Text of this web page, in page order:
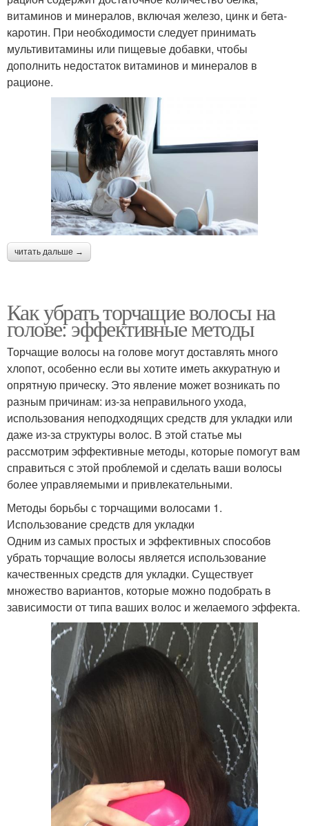
витаминов и минералов, включая железо, цинк и бета-
каротин. При необходимости следует принимать
мультивитамины или пищевые добавки, чтобы
дополнить недостаток витаминов и минералов в
рационе.
читать дальше →
Как убрать торчащие волосы на
голове: эффективные методы
Торчащие волосы на голове могут доставлять много
хлопот, особенно если вы хотите иметь аккуратную и
опрятную прическу. Это явление может возникать по
разным причинам: из-за неправильного ухода,
использования неподходящих средств для укладки или
даже из-за структуры волос. В этой статье мы
рассмотрим эффективные методы, которые помогут вам
справиться с этой проблемой и сделать ваши волосы
более управляемыми и привлекательными.
Методы борьбы с торчащими волосами 1.
Использование средств для укладки
Одним из самых простых и эффективных способов
убрать торчащие волосы является использование
качественных средств для укладки. Существует
множество вариантов, которые можно подобрать в
зависимости от типа ваших волос и желаемого эффекта.